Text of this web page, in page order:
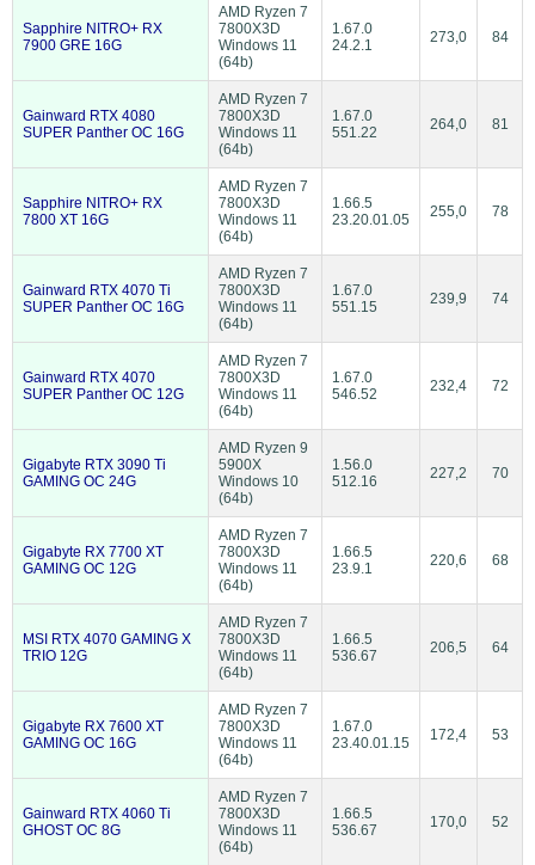
Sapphire NITRO+ RX
7900 GRE 16G
AMD Ryzen 7
7800X3D
Windows 11
(64b)
1.67.0
24.2.1
273,0 84
Gainward RTX 4080
SUPER Panther OC 16G
AMD Ryzen 7
7800X3D
Windows 11
(64b)
1.67.0
551.22
264,0 81
Sapphire NITRO+ RX
7800 XT 16G
AMD Ryzen 7
7800X3D
Windows 11
(64b)
1.66.5
23.20.01.05
255,0 78
Gainward RTX 4070 Ti
SUPER Panther OC 16G
AMD Ryzen 7
7800X3D
Windows 11
(64b)
1.67.0
551.15
239,9 74
Gainward RTX 4070
SUPER Panther OC 12G
AMD Ryzen 7
7800X3D
Windows 11
(64b)
1.67.0
546.52
232,4 72
Gigabyte RTX 3090 Ti
GAMING OC 24G
AMD Ryzen 9
5900X
Windows 10
(64b)
1.56.0
512.16
227,2 70
Gigabyte RX 7700 XT
GAMING OC 12G
AMD Ryzen 7
7800X3D
Windows 11
(64b)
1.66.5
23.9.1
220,6 68
MSI RTX 4070 GAMING X
TRIO 12G
AMD Ryzen 7
7800X3D
Windows 11
(64b)
1.66.5
536.67
206,5 64
Gigabyte RX 7600 XT
GAMING OC 16G
AMD Ryzen 7
7800X3D
Windows 11
(64b)
1.67.0
23.40.01.15
172,4 53
Gainward RTX 4060 Ti
GHOST OC 8G
AMD Ryzen 7
7800X3D
Windows 11
(64b)
1.66.5
536.67
170,0 52